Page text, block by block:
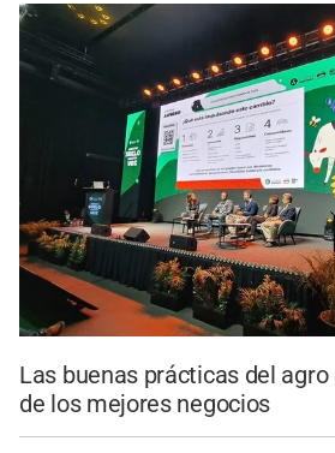
Las buenas prácticas del
de los mejores negocios